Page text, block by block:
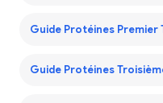
Guide Protéines Premier
Guide Protéines